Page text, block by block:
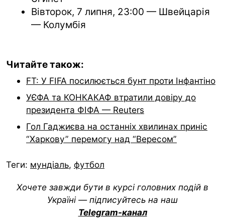
Вівторок, 7 липня, 23:00 — Швейцарія
— Колумбія
Читайте також:
FT: У FIFA посилюється бунт проти Інфантіно
УЄФА та КОНКАКАФ втратили довіру до
президента ФІФА — Reuters
Гол Гаджиєва на останніх хвилинах приніс
“Харкову” перемогу над “Вересом”
Теги: мундіаль, футбол
Хочете завжди бути в курсі головних подій в
Україні — підписуйтесь на наш
Telegram-канал